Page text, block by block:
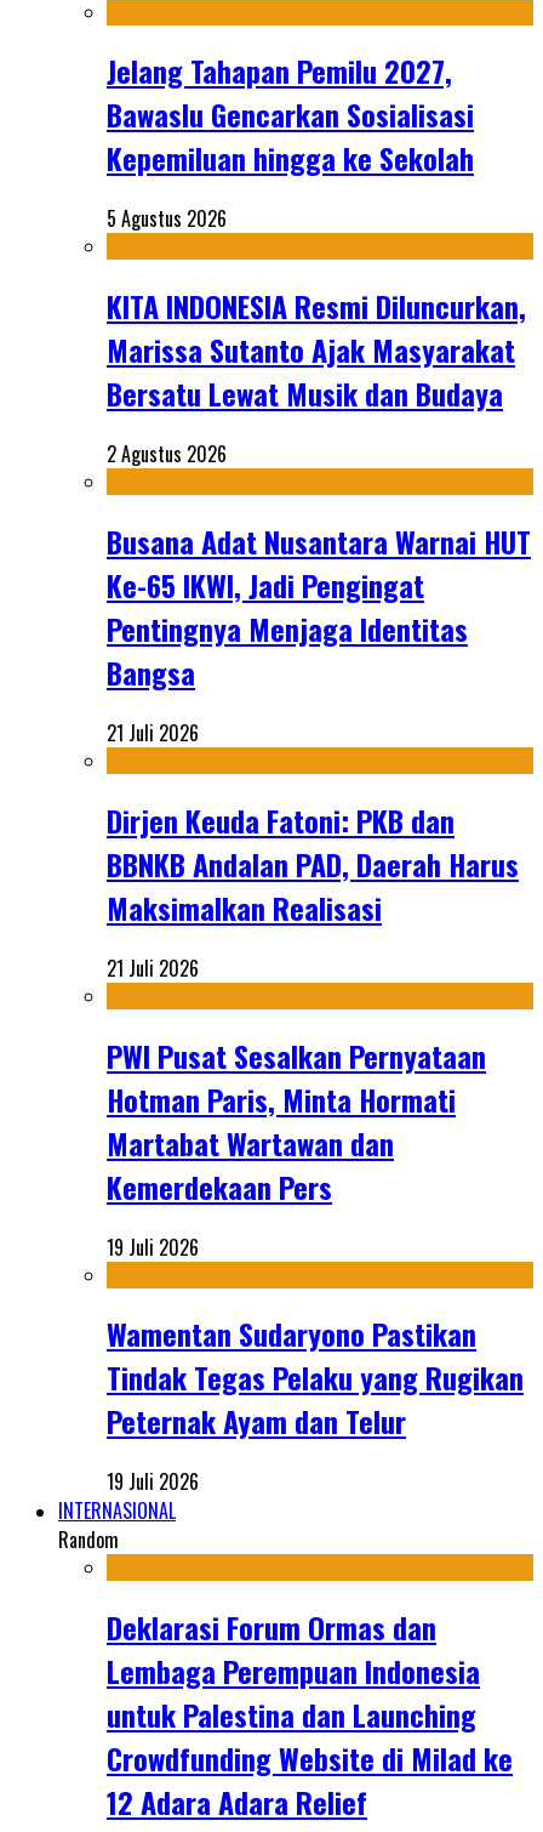
Jelang Tahapan Pemilu 2027,
Bawaslu Gencarkan Sosialisasi
Kepemiluan hingga ke Sekolah
5 Agustus 2026
KITA INDONESIA Resmi Diluncurkan,
Marissa Sutanto Ajak Masyarakat
Bersatu Lewat Musik dan Budaya
2 Agustus 2026
Busana Adat Nusantara Warnai HUT
Ke-65 IKWI, Jadi Pengingat
Pentingnya Menjaga Identitas
Bangsa
21 Juli 2026
Dirjen Keuda Fatoni: PKB dan
BBNKB Andalan PAD, Daerah Harus
Maksimalkan Realisasi
21 Juli 2026
PWI Pusat Sesalkan Pernyataan
Hotman Paris, Minta Hormati
Martabat Wartawan dan
Kemerdekaan Pers
19 Juli 2026
Wamentan Sudaryono Pastikan
Tindak Tegas Pelaku yang Rugikan
Peternak Ayam dan Telur
19 Juli 2026
INTERNASIONAL
Random
Deklarasi Forum Ormas dan
Lembaga Perempuan Indonesia
untuk Palestina dan Launching
Crowdfunding Website di Milad ke
12 Adara Adara Relief